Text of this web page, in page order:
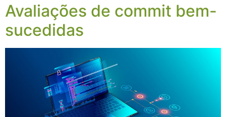
Avaliações de commit bem-
sucedidas